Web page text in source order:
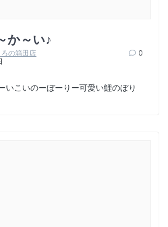
か～い♪
の箱田店
0
いこいのーぼーりー可愛い鯉のぼり